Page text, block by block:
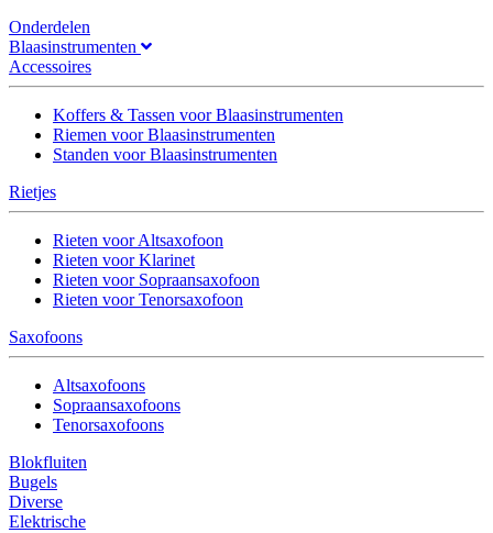
Onderdelen
Blaasinstrumenten
Accessoires
Koffers & Tassen voor Blaasinstrumenten
Riemen voor Blaasinstrumenten
Standen voor Blaasinstrumenten
Rietjes
Rieten voor Altsaxofoon
Rieten voor Klarinet
Rieten voor Sopraansaxofoon
Rieten voor Tenorsaxofoon
Saxofoons
Altsaxofoons
Sopraansaxofoons
Tenorsaxofoons
Blokfluiten
Bugels
Diverse
Elektrische